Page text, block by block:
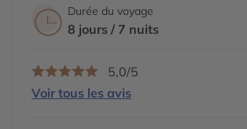
Durée du voyage
8 jours / 7 nuits
5,0/5
Voir tous les avis